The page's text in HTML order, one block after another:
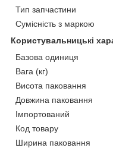
Тип запчастини
Сумісність з маркою
Користувальницькі
Базова одиниця
Вага (кг)
Висота паковання
Довжина паковання
Імпортований
Код товару
Ширина паковання